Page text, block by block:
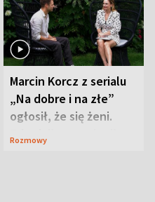
Marcin Korcz z serialu
„Na dobre i na złe”
ogłosił, że się żeni.
Zdradził, co zmienił
Rozmowy